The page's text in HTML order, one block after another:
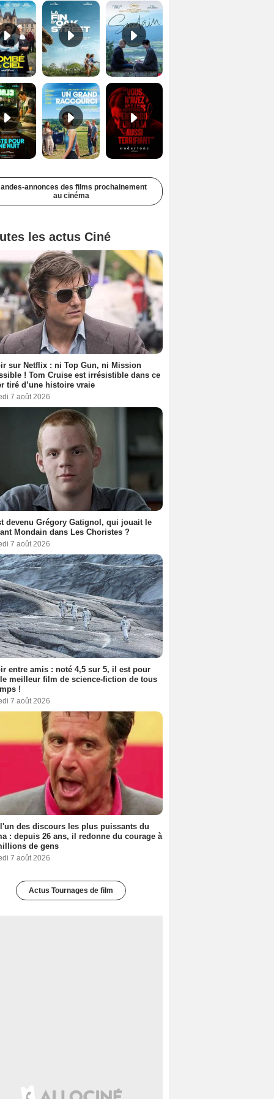
Juste pour une nuit Bande-annonce VO STFR Un grand raccourci Bande-annonce VF Undertone Bande-annonce VO STFR
annonces des films prochainement
au cinéma
les actus Ciné
sur Netflix : ni Top Gun, ni Mission
! Tom Cruise est irrésistible dans ce
tiré d’une histoire vraie
7 août 2026
devenu Grégory Gatignol, qui jouait le
Mondain dans Les Choristes ?
7 août 2026
entre amis : noté 4,5 sur 5, il est pour
meilleur film de science-fiction de tous
!
7 août 2026
des discours les plus puissants du
: depuis 26 ans, il redonne du courage à
de gens
7 août 2026
Actus Tournages de film